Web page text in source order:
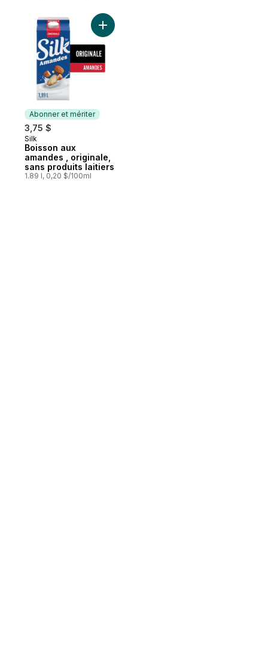
Abonner et mériter
3,75 $
Abonner et mériter
Silk
Boisson aux
amandes , originale,
sans produits laitiers
1.89 l, 0,20 $/100ml
Ajouter Boisson aux amandes , originale,